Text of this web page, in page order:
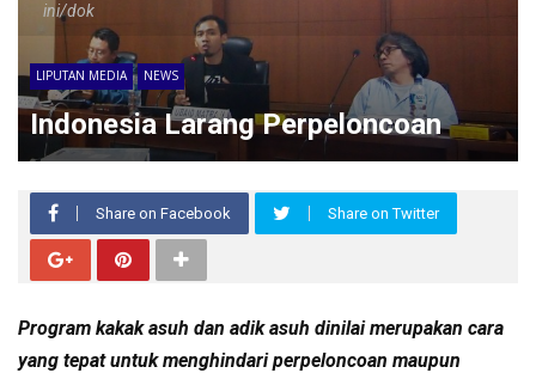
ini/dok
LIPUTAN MEDIA NEWS
Indonesia Larang Perpeloncoan
Share on Facebook Share on Twitter
Program kakak asuh dan adik asuh dinilai merupakan cara
yang tepat untuk menghindari perpeloncoan maupun